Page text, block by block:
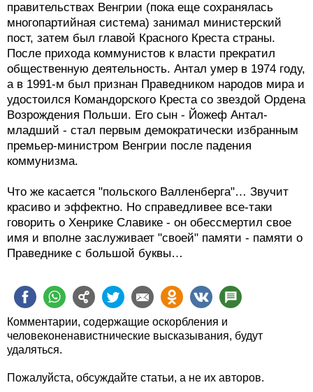
правительствах Венгрии (пока еще сохранялась
многопартийная система) занимал министерский
пост, затем был главой Красного Креста страны.
После прихода коммунистов к власти прекратил
общественную деятельность. Антал умер в 1974 году,
а в 1991-м был признан Праведником народов мира и
удостоился Командорского Креста со звездой Ордена
Возрождения Польши. Его сын - Йожеф Антал-
младший - стал первым демократически избранным
премьер-министром Венгрии после падения
коммунизма.
Что же касается "польского Валленберга"… Звучит
красиво и эффектно. Но справедливее все-таки
говорить о Хенрике Славике - он обессмертил свое
имя и вполне заслуживает "своей" памяти - памяти о
Праведнике с большой буквы…
Комментарии, содержащие оскорбления и
человеконенавистнические высказывания, будут
удаляться.
Пожалуйста, обсуждайте статьи, а не их авторов.